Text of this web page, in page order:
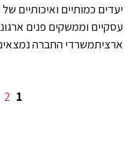
יעדים כמותיים ואיכותיים
עסקיים וממשקים פנים
ארציתמשרדי החברה
עמוד
1
2